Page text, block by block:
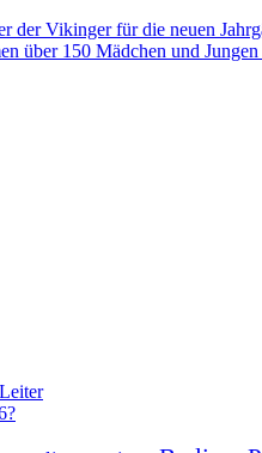
der Vikinger für die neuen
über 150 Mädchen und